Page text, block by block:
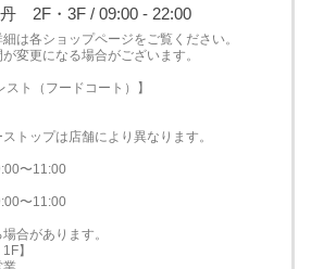
2F・3F / 09:00 - 22:00
は各ショップページをご覧ください。
変更になる場合がございます。
スト（フードコート）】
トップは店舗により異なります。
〜11:00
〜11:00
合があります。
】